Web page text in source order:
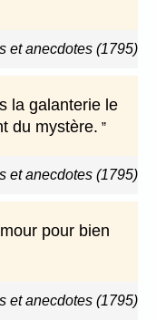
et anecdotes (1795)
la galanterie le
du mystère.
et anecdotes (1795)
pour bien
et anecdotes (1795)